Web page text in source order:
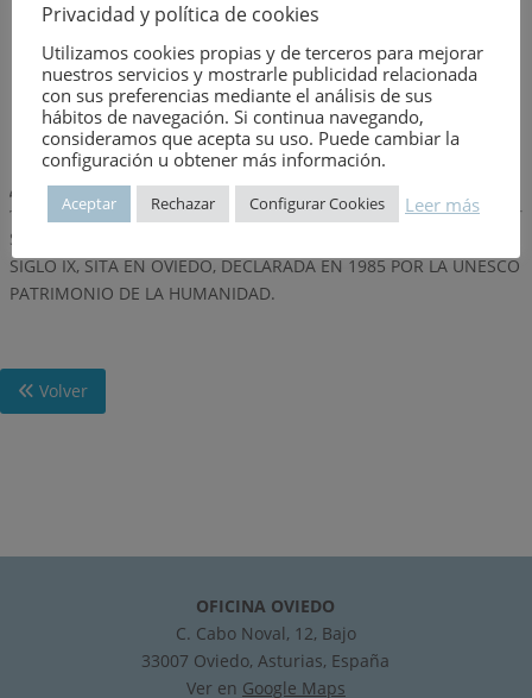
Año de publicación:
8 de agosto de 1988
Número:
2942
Descripción:
SE TRATA DEL RECORTABLE DE LA IGLESIA DE SANTULLANO DEL
SIGLO IX, SITA EN OVIEDO, DECLARADA EN 1985 POR LA UNESCO
PATRIMONIO DE LA HUMANIDAD.
Volver
OFICINA OVIEDO
C. Cabo Noval, 12, Bajo
33007 Oviedo, Asturias, España
Ver en Google Maps
Privacidad y política de cookies
Utilizamos cookies propias y de terceros para mejorar
nuestros servicios y mostrarle publicidad relacionada
con sus preferencias mediante el análisis de sus
hábitos de navegación. Si continua navegando,
consideramos que acepta su uso. Puede cambiar la
configuración u obtener más información.
Aceptar Rechazar Configurar Cookies Leer más